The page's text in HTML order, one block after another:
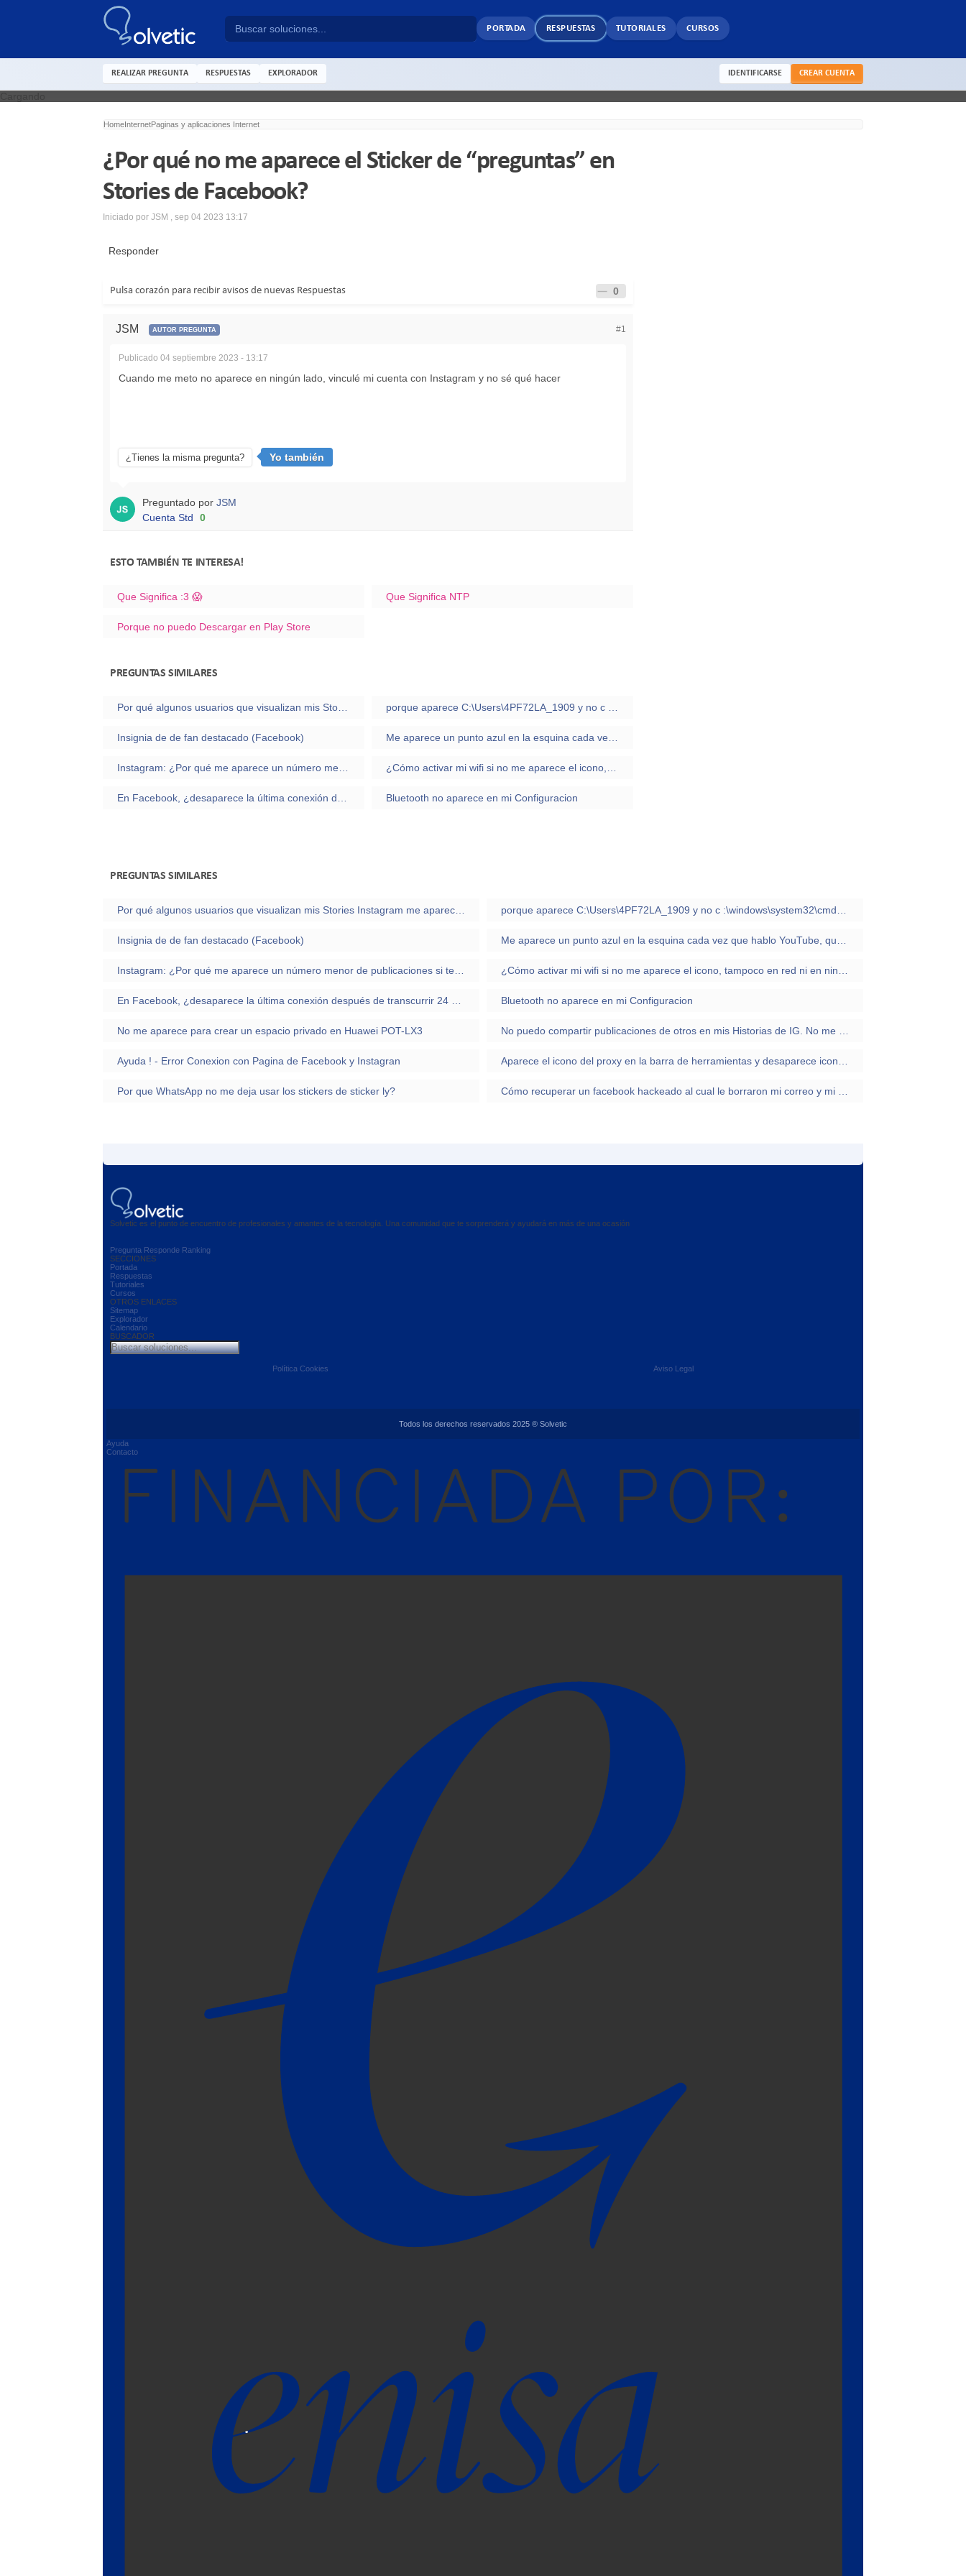
PORTADA RESPUESTAS TUTORIALES CURSOS
REALIZAR PREGUNTA RESPUESTAS EXPLORADOR IDENTIFICARSE CREAR CUENTA
HomeInternetPaginas y aplicaciones Internet
¿Por qué no me aparece el Sticker de “preguntas” en
Stories de Facebook?
Iniciado por JSM , sep 04 2023 13:17
Responder
Pulsa corazón para recibir avisos de nuevas Respuestas 0
JSM AUTOR PREGUNTA #1
Publicado 04 septiembre 2023 - 13:17
Cuando me meto no aparece en ningún lado, vinculé mi cuenta con Instagram y no sé qué hacer
¿Tienes la misma pregunta? Yo también
Preguntado por JSM
Cuenta Std
0
ESTO TAMBIÉN TE INTERESA!
Que Significa :3 😱 Que Significa NTP
Porque no puedo Descargar en Play Store
PREGUNTAS SIMILARES
Insignia de de fan destacado (Facebook)
Bluetooth no aparece en mi Configuracion
PREGUNTAS SIMILARES
Insignia de de fan destacado (Facebook)
Bluetooth no aparece en mi Configuracion
No me aparece para crear un espacio privado en Huawei POT-LX3
Ayuda ! - Error Conexion con Pagina de Facebook y Instagran
Por que WhatsApp no me deja usar los stickers de sticker ly?
Solvetic es el punto de encuentro de profesionales y amantes de la tecnología. Una comunidad que te sorprenderá y ayudará en más de una ocasión
Pregunta Responde Ranking
SECCIONES
Portada
Respuestas
Tutoriales
Cursos
OTROS ENLACES
Sitemap
Explorador
Calendario
BUSCADOR
Política Cookies Aviso Legal
Todos los derechos reservados 2025 ® Solvetic
Ayuda
Contacto